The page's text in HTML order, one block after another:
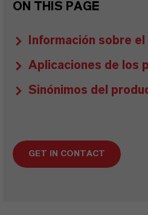
ON THIS PAGE
Información sobre
Aplicaciones de los
Sinónimos del
GET IN CONTACT